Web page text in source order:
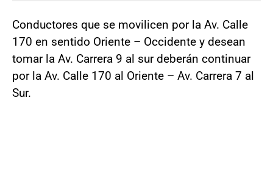
Conductores que se movilicen por la Av. Calle
170 en sentido Oriente – Occidente y desean
tomar la Av. Carrera 9 al sur deberán continuar
por la Av. Calle 170 al Oriente – Av. Carrera 7 al
Sur.